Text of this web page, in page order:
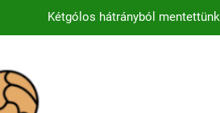
Kétgólos hátrányból
Football Fesztivál – több mint 200